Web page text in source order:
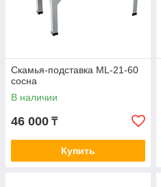
Скамья-подставка ML-21-60
сосна
В наличии
46 000 ₸
Купить